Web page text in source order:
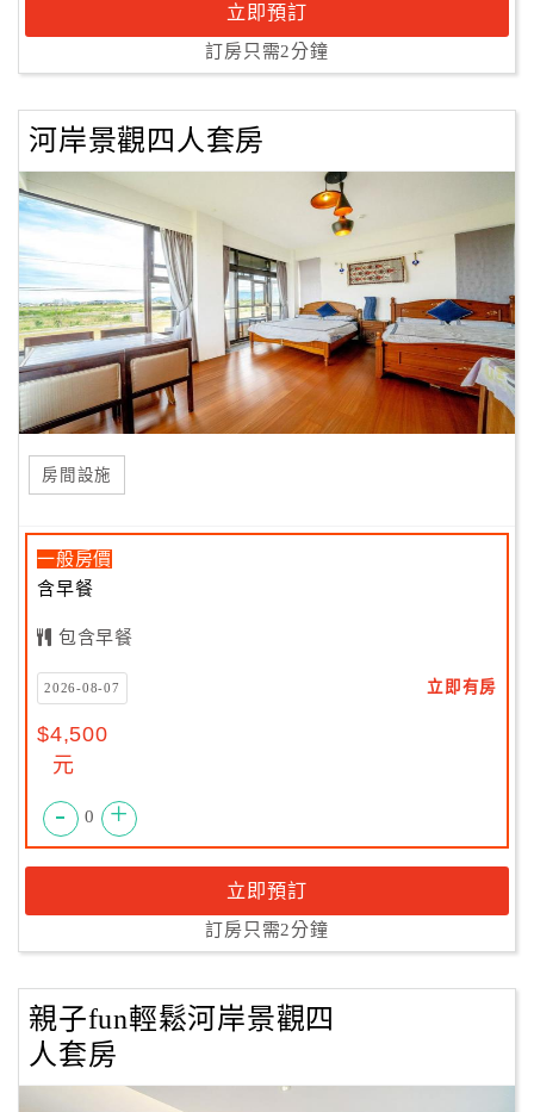
立即預訂
訂房只需2分鐘
河岸景觀四人套房
房間設施
一般房價
含早餐
包含早餐
2026-08-07 立即有房
$4,500
元
- 0 +
立即預訂
訂房只需2分鐘
親子fun輕鬆河岸景觀四
人套房